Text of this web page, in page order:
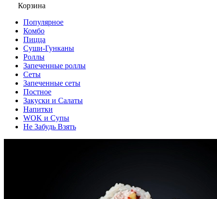
Корзина
Популярное
Комбо
Пицца
Суши-Гунканы
Роллы
Запеченные роллы
Сеты
Запеченные сеты
Постное
Закуски и Салаты
Напитки
WOK и Супы
Не Забудь Взять